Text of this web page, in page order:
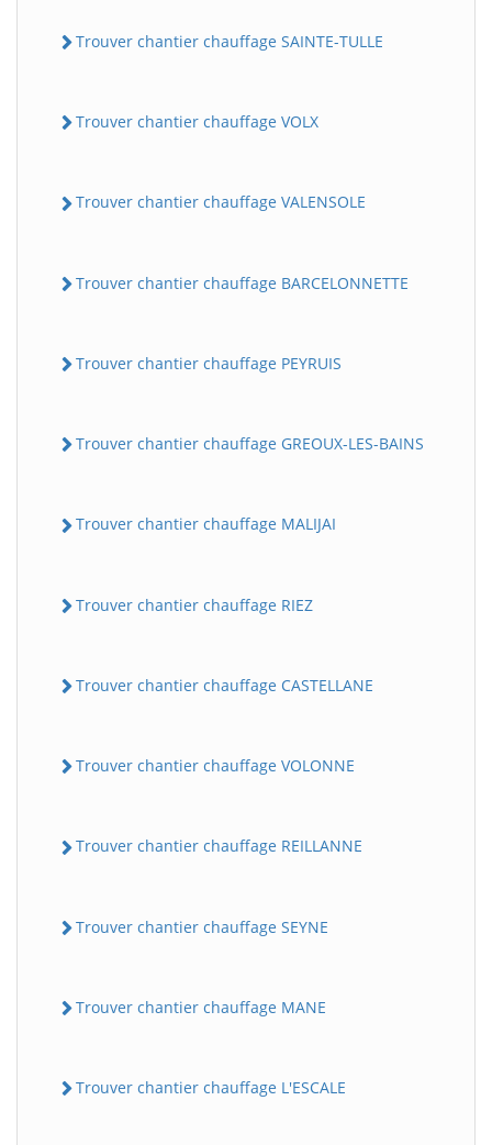
Trouver chantier chauffage SAINTE-TULLE
Trouver chantier chauffage VOLX
Trouver chantier chauffage VALENSOLE
Trouver chantier chauffage BARCELONNETTE
Trouver chantier chauffage PEYRUIS
Trouver chantier chauffage GREOUX-LES-BAINS
Trouver chantier chauffage MALIJAI
Trouver chantier chauffage RIEZ
Trouver chantier chauffage CASTELLANE
Trouver chantier chauffage VOLONNE
Trouver chantier chauffage REILLANNE
Trouver chantier chauffage SEYNE
Trouver chantier chauffage MANE
Trouver chantier chauffage L'ESCALE